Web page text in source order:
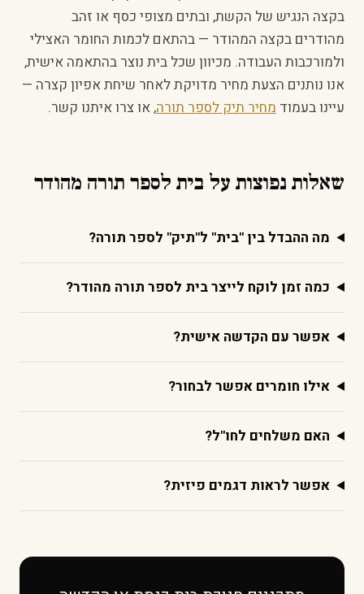
בקצה הנגיש של הקשת, ובתים מצופי כסף או זהב
מהודרים בקצה המהודר — בהתאם לכמות החומר האצילי
ולמורכבות העבודה. מכיוון שכל בית נוצר בהתאמה אישית,
אנו נותנים הצעת מחיר מדויקת לאחר שיחת אפיון קצרה —
עיינו בעמוד מחיר תיק לספר תורה, או צרו איתנו קשר.
שאלות נפוצות על בית לספר תורה מהודר
מה ההבדל בין "בית" ל"תיק" לספר תורה?
כמה זמן לוקח לייצר בית לספר תורה מהודר?
אפשר עם הקדשה אישית?
אילו חומרים אפשר לבחור?
האם משלחים לחו"ל?
אפשר לראות דגמים פיזית?